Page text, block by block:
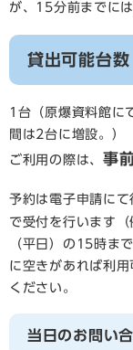
が、15分前までに
貸出可能台数
1台（原爆資料館
間は2台に増設。）
ご利用の際は、 事
予約は電子申請に
で受付を行います
（平日）の15時ま
に空きがあれば利
ください。
当日のお問い